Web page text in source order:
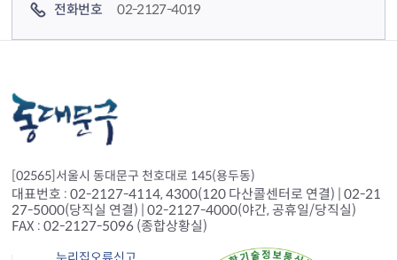
전화번호
02-2127-4019
[02565]서울시 동대문구 천호대로 145(용두동)
대표번호 : 02-2127-4114, 4300(120 다산콜센터로 연결) | 02-21
27-5000(당직실 연결) | 02-2127-4000(야간, 공휴일/당직실)
FAX : 02-2127-5096 (종합상황실)